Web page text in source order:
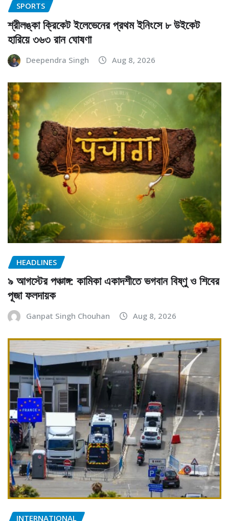
SPORTS
শ্রীলঙ্কা ক্রিকেট ইলেভেনের প্রথম ইনিংসে ৮ উইকেট
হারিয়ে ৩৬৩ রান ঘোষণা
Deependra Singh Aug 8, 2026
HEADLINES
৯ আগস্টের পঞ্চাঙ্গ: কামিকা একাদশীতে ভগবান বিষ্ণু ও শিবের
পূজা ফলদায়ক
Ganpat Singh Chouhan Aug 8, 2026
INTERNATIONAL